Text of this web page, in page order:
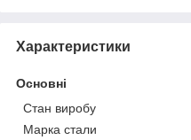
Характеристики
Основні
Стан виробу
Марка стали